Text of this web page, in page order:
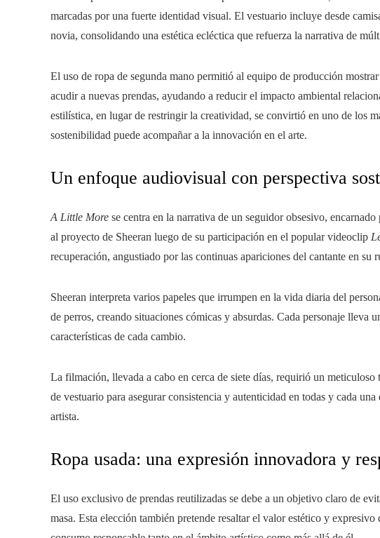
marcadas por una fuerte identidad visual. El vestuario incluye desde
novia, consolidando una estética ecléctica que refuerza la narrativa de
El uso de ropa de segunda mano permitió al equipo de producción
acudir a nuevas prendas, ayudando a reducir el impacto ambiental
estilística, en lugar de restringir la creatividad, se convirtió en uno de los
sostenibilidad puede acompañar a la innovación en el arte.
Un enfoque audiovisual con perspectiva
A Little More se centra en la narrativa de un seguidor obsesivo,
al proyecto de Sheeran luego de su participación en el popular videoclip
recuperación, angustiado por las continuas apariciones del cantante en su
Sheeran interpreta varios papeles que irrumpen en la vida diaria del
de perros, creando situaciones cómicas y absurdas. Cada personaje lleva
características de cada cambio.
La filmación, llevada a cabo en cerca de siete días, requirió un
de vestuario para asegurar consistencia y autenticidad en todas y cada
artista.
Ropa usada: una expresión innovadora y
El uso exclusivo de prendas reutilizadas se debe a un objetivo claro de
masa. Esta elección también pretende resaltar el valor estético y